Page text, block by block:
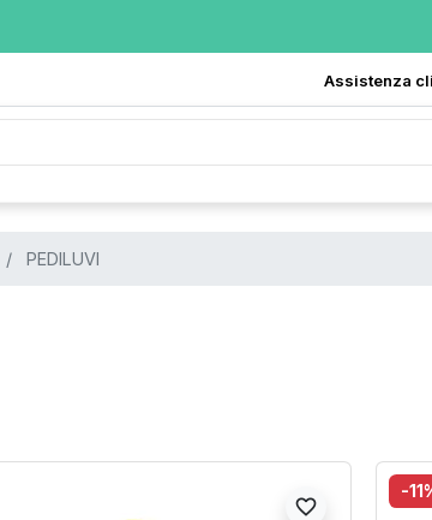
Assistenza
PEDILUVI
favorite_border
-